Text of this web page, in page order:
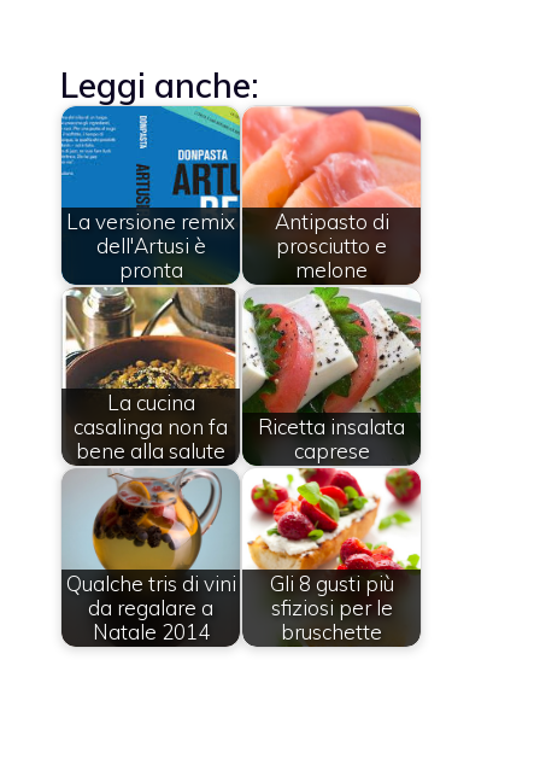
Leggi anche:
La versione remix
dell'Artusi è
pronta
Antipasto di
prosciutto e
melone
La cucina
casalinga non fa
bene alla salute
Ricetta insalata
caprese
Qualche tris di vini
da regalare a
Natale 2014
Gli 8 gusti più
sfiziosi per le
bruschette